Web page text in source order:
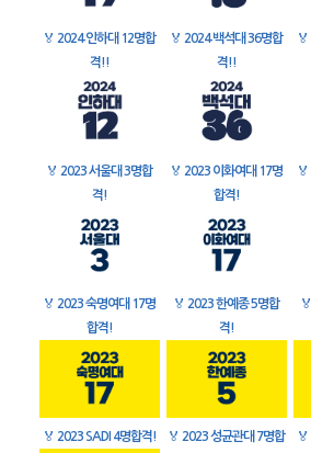
🏅 2024 인하대 12명합
격!!
🏅 2024 백석대 36명합
격!!
🏅
🏅 2023 서울대 3명합
격!
🏅 2023 이화여대 17명
합격!
🏅
🏅 2023 숙명여대 17명
합격!
🏅 2023 한예종 5명합
격!
🏅
🏅 2023 SADI 4명합격! 🏅 2023 성균관대 7명합
🏅